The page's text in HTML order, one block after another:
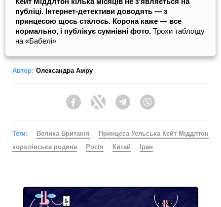
публіці. Інтернет-детективи доводять — з
принцесою щось сталось. Корона каже — все
нормально, і публікує сумнівні фото. Трохи таблоїду
на «Бабелі»
Автор: Олександра Амру
FacebookTwitter Telegram
Теги: Велика Британія
Принцеса Уельська Кейт Міддлтон
королівська родина
Росія Китай Іран